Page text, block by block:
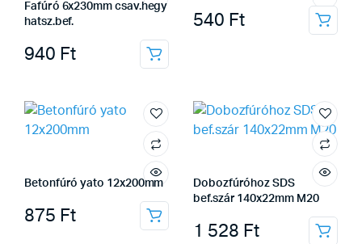
Fafúró 6x230mm csav.hegy
hatsz.bef.
940 Ft
540 Ft
Betonfúró yato 12x200mm
875 Ft
Dobozfúróhoz SDS
bef.szár 140x22mm M20
1 528 Ft